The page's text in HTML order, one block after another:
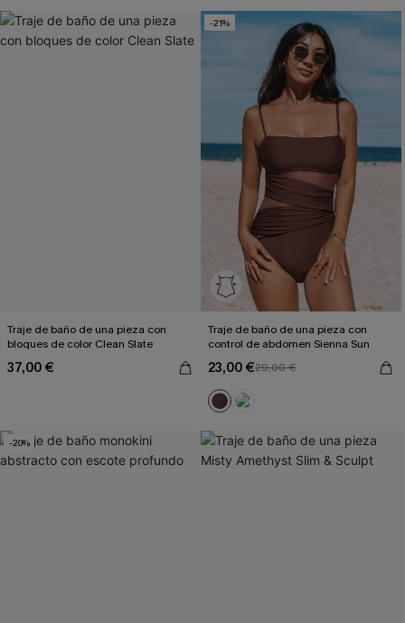
Traje de baño de una pieza con
bloques de color Clean Slate
37,00 €
-21%
Traje de baño de una pieza con
control de abdomen Sienna Sun
23,00 €29,00 €
-20%